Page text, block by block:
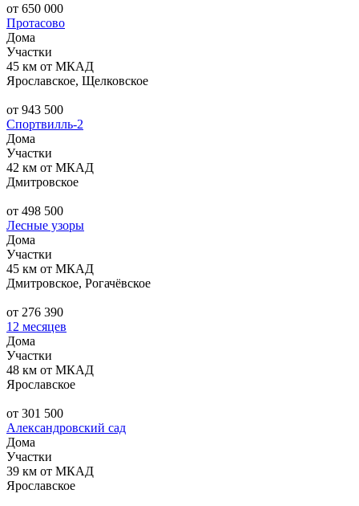
от 650 000
Протасово
Дома
Участки
45 км от МКАД
Ярославское, Щелковское
от 943 500
Спортвилль-2
Дома
Участки
42 км от МКАД
Дмитровское
от 498 500
Лесные узоры
Дома
Участки
45 км от МКАД
Дмитровское, Рогачёвское
от 276 390
12 месяцев
Дома
Участки
48 км от МКАД
Ярославское
от 301 500
Александровский сад
Дома
Участки
39 км от МКАД
Ярославское